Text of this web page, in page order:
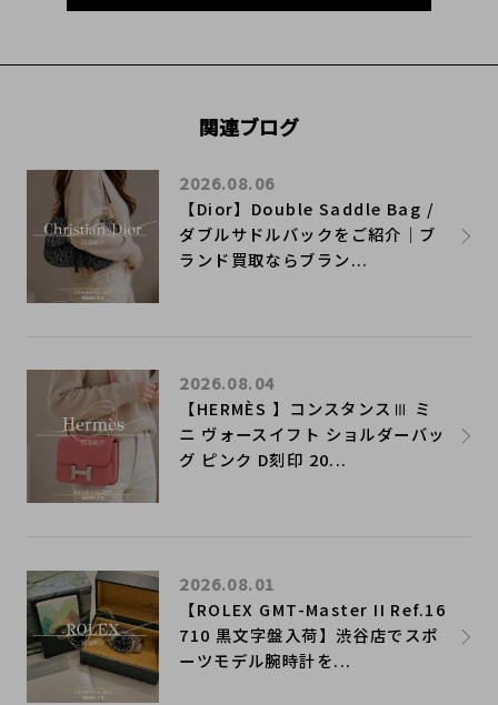
関連ブログ
【Dior】Double Saddle Bag /
ダブルサドルバックをご紹介｜ブ
ランド買取ならブラン...
2026.08.06
【HERMÈS 】コンスタンスⅢ ミ
ニ ヴォースイフト ショルダーバッ
グ ピンク D刻印 20...
2026.08.04
【ROLEX GMT-Master II Ref.16
710 黒文字盤入荷】渋谷店でスポ
ーツモデル腕時計を...
2026.08.01